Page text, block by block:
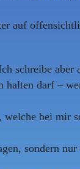
auf
schreibe aber
halten darf –
welche bei mir
sondern nur